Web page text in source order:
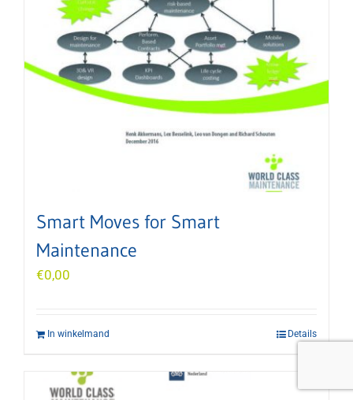
Smart Moves for Smart
Maintenance
€0,00
In winkelmand Details